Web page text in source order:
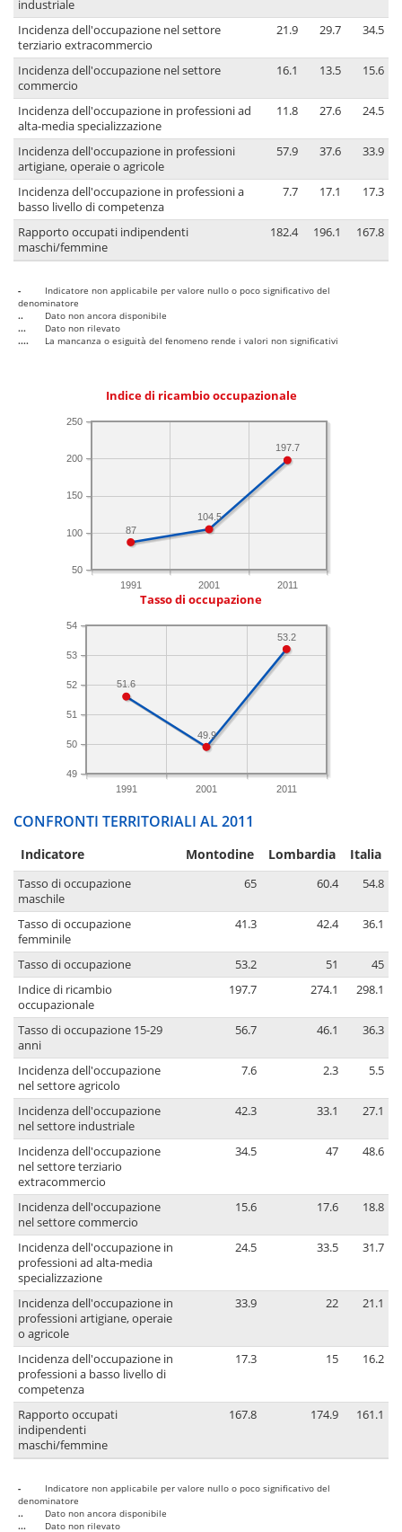
industriale
Incidenza dell'occupazione nel settore
terziario extracommercio
21.9 29.7 34.5
Incidenza dell'occupazione nel settore
commercio
16.1 13.5 15.6
Incidenza dell'occupazione in professioni ad
alta-media specializzazione
11.8 27.6 24.5
Incidenza dell'occupazione in professioni
artigiane, operaie o agricole
57.9 37.6 33.9
Incidenza dell'occupazione in professioni a
basso livello di competenza
7.7 17.1 17.3
Rapporto occupati indipendenti
maschi/femmine
182.4 196.1 167.8
-
Indicatore non applicabile per valore nullo o poco significativo del
denominatore
..
Dato non ancora disponibile
...
Dato non rilevato
....
La mancanza o esiguità del fenomeno rende i valori non significativi
Indice di ricambio occupazionale
1991 2001 2011
50
100
150
200
250
197.7
104.5
87
Tasso di occupazione
1991 2001 2011
49
50
51
52
53
54
53.2
49.9
51.6
CONFRONTI TERRITORIALI AL 2011
Indicatore Montodine Lombardia Italia
Tasso di occupazione
maschile
65 60.4 54.8
Tasso di occupazione
femminile
41.3 42.4 36.1
Tasso di occupazione 53.2 51
45
Indice di ricambio
occupazionale
197.7 274.1 298.1
Tasso di occupazione 15-29
anni
56.7 46.1 36.3
Incidenza dell'occupazione
nel settore agricolo
7.6 2.3 5.5
Incidenza dell'occupazione
nel settore industriale
42.3 33.1 27.1
Incidenza dell'occupazione
nel settore terziario
extracommercio
34.5 47 48.6
Incidenza dell'occupazione
nel settore commercio
15.6 17.6 18.8
Incidenza dell'occupazione in
professioni ad alta-media
specializzazione
24.5 33.5 31.7
Incidenza dell'occupazione in
professioni artigiane, operaie
o agricole
33.9 22 21.1
Incidenza dell'occupazione in
professioni a basso livello di
competenza
17.3 15 16.2
Rapporto occupati
indipendenti
maschi/femmine
167.8 174.9 161.1
-
Indicatore non applicabile per valore nullo o poco significativo del
denominatore
..
Dato non ancora disponibile
...
Dato non rilevato